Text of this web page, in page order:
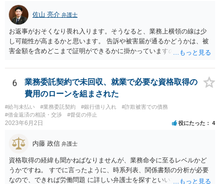
ると主張し、労働基準法16条を根拠に20万円の支払を拒むことは考え
られます（ただしその場合も、現実に発生した損害分を別途請求され
ることはあり得ます）。 また「労働者」であるといえる場合、研修
期間とはいえ業務として研修への参加が強制されているのであれば、
研修期間分の報酬も請求できる可能性があります。すなわち、業務と
の関連性が認められる研修について、それが使用者の明示・黙示の指
の関連性が薄くても労働時間性が認められる場合もあります。研修に
労働時間性が認められる場合、少なくとも最低賃金分で計算した額を
請求することなどが考えられます。 これらのことは一般論であり、
本件にどうあてはまるのかは具体的な事情を詳しく聞かないと判断で
きないことですので、一度弁護士に相談されてもよいかと思います。
佐山 亮介 弁護士
お返事がおそくなり畏れ入ります。そうなると、業務上横領の線は少
し可能性が高まるかと思います。 告訴や被害届が通るかどうかは、被
害金額を含めどこまで証明ができるかに掛かっていますので、一度直
6
業務委託契約で未回収、就業で必要な資格取得の
費用のローンを組まされた
#給与未払い #業務委託契約 #銀行借り入れ
#詐欺被害での債務
#借金返済の相談・交渉
#督促の停止
2023年6月2日 役にたった 4
内藤 政信 弁護士
資格取得の経緯も聞かねばなりませんが、業務命令に至るレベルかど
うかですね。 すでに言ったように、時系列表、関係書類の分析が必要
なので、できれば労働問題 に詳しい弁護士を探すといいでしょう。 こ